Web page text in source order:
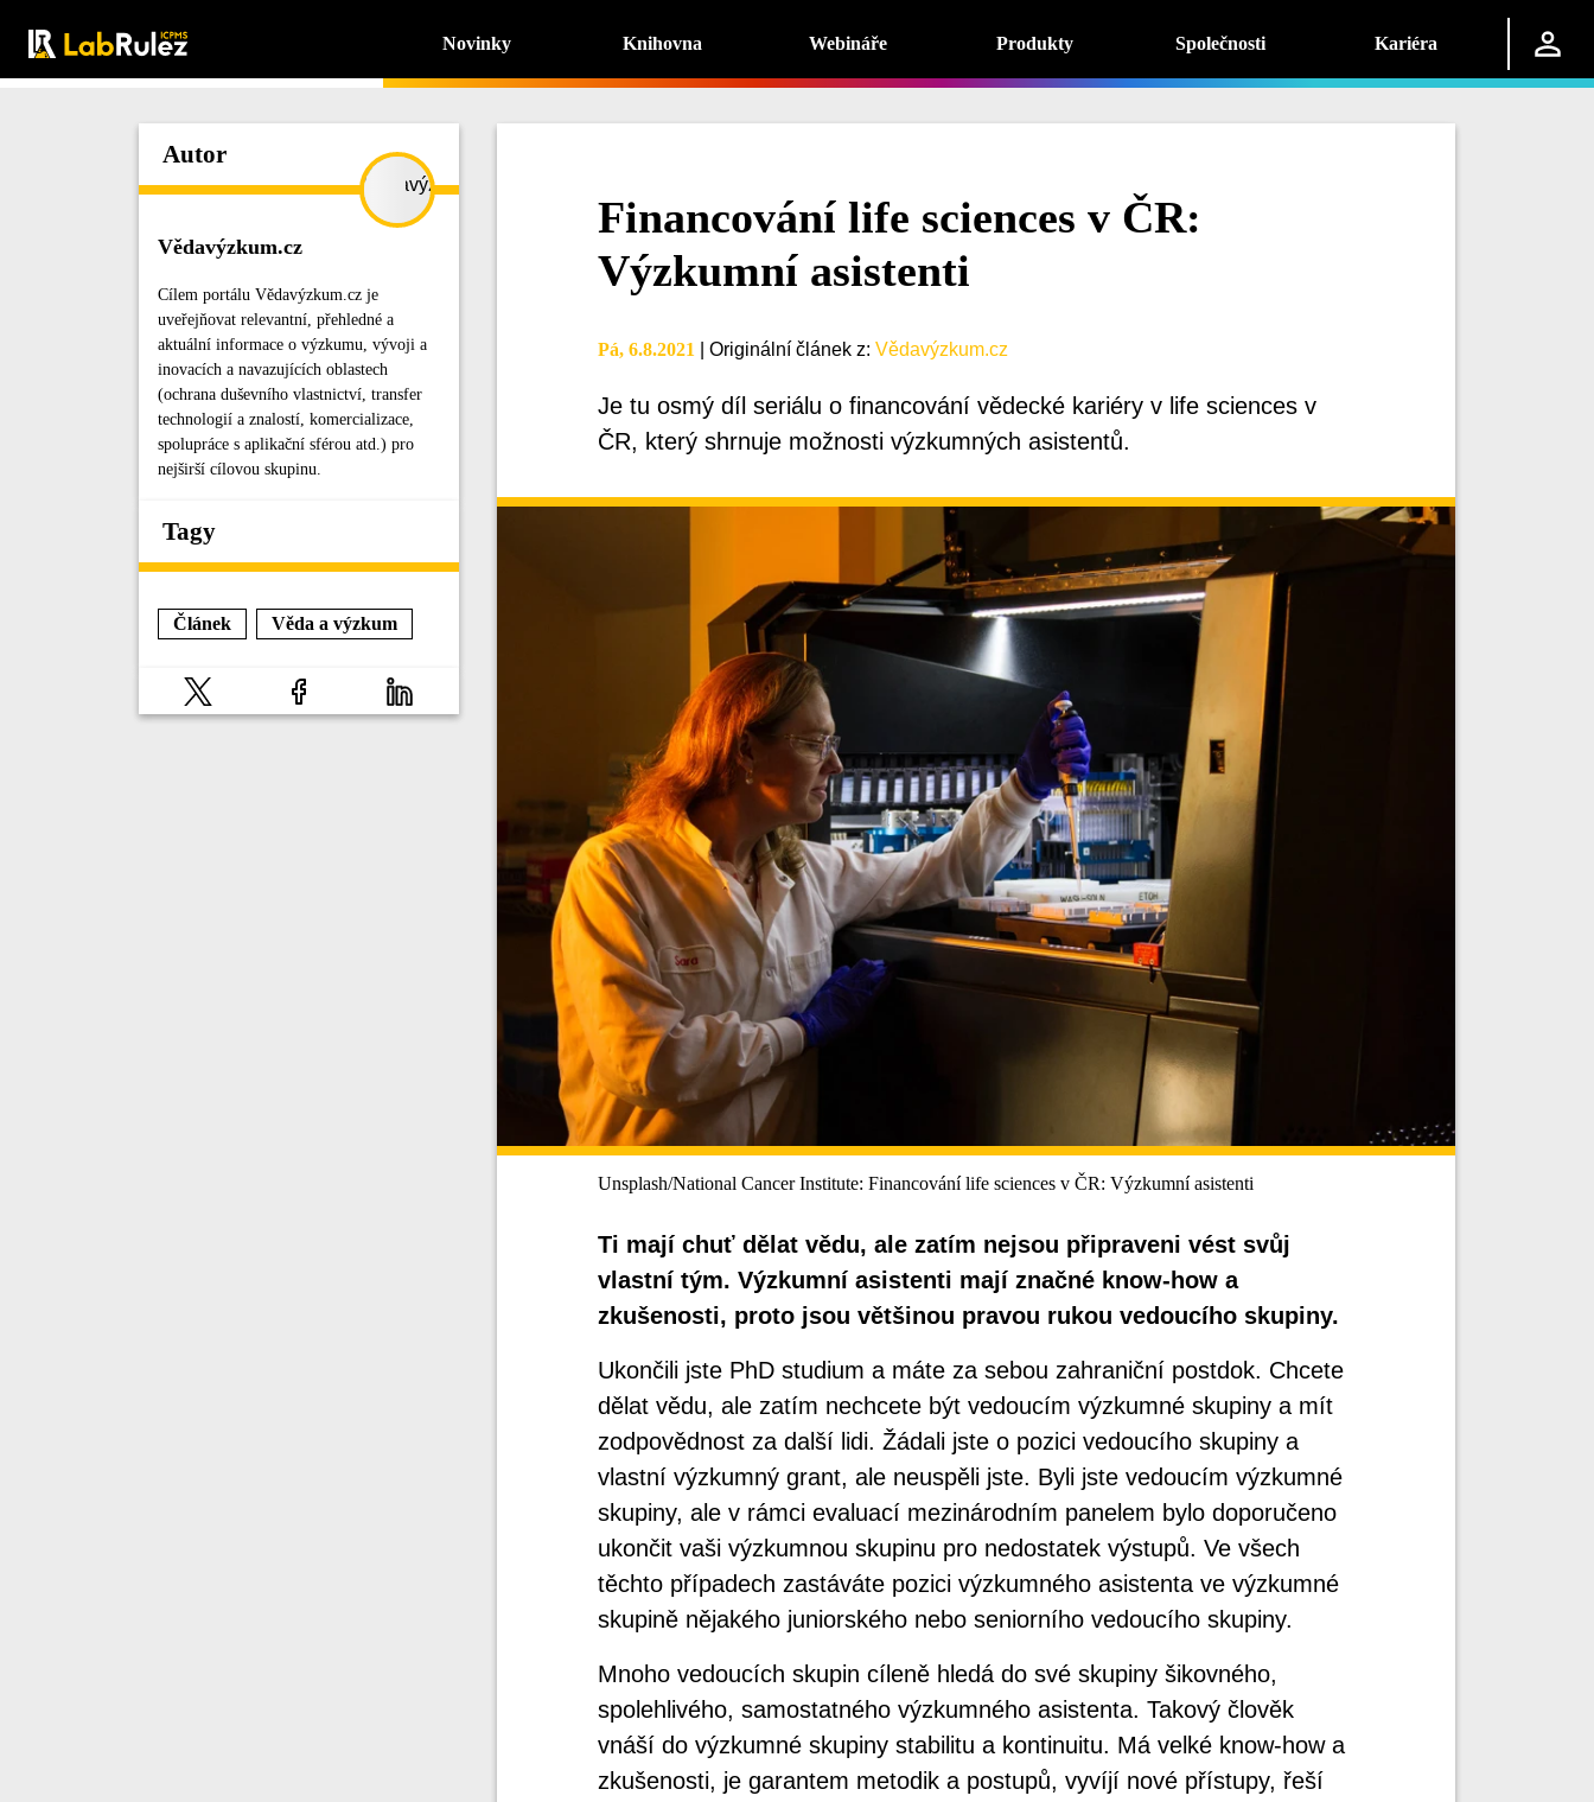
Novinky Knihovna Webináře Produkty Společnosti Kariéra
Autor
Vědavýzkum.cz
Cílem portálu Vědavýzkum.cz je
uveřejňovat relevantní, přehledné a
aktuální informace o výzkumu, vývoji a
inovacích a navazujících oblastech
(ochrana duševního vlastnictví, transfer
technologií a znalostí, komercializace,
spolupráce s aplikační sférou atd.) pro
nejširší cílovou skupinu.
Tagy
Článek Věda a výzkum
Financování life sciences v ČR:
Výzkumní asistenti
Pá, 6.8.2021 Originální článek z: Vědavýzkum.cz
Je tu osmý díl seriálu o financování vědecké kariéry v life sciences v
ČR, který shrnuje možnosti výzkumných asistentů.
Unsplash/National Cancer Institute: Financování life sciences v ČR: Výzkumní asistenti
Ti mají chuť dělat vědu, ale zatím nejsou připraveni vést svůj
vlastní tým. Výzkumní asistenti mají značné know-how a
zkušenosti, proto jsou většinou pravou rukou vedoucího skupiny.
Ukončili jste PhD studium a máte za sebou zahraniční postdok. Chcete
dělat vědu, ale zatím nechcete být vedoucím výzkumné skupiny a mít
zodpovědnost za další lidi. Žádali jste o pozici vedoucího skupiny a
vlastní výzkumný grant, ale neuspěli jste. Byli jste vedoucím výzkumné
skupiny, ale v rámci evaluací mezinárodním panelem bylo doporučeno
ukončit vaši výzkumnou skupinu pro nedostatek výstupů. Ve všech
těchto případech zastáváte pozici výzkumného asistenta ve výzkumné
skupině nějakého juniorského nebo seniorního vedoucího skupiny.
Mnoho vedoucích skupin cíleně hledá do své skupiny šikovného,
spolehlivého, samostatného výzkumného asistenta. Takový člověk
vnáší do výzkumné skupiny stabilitu a kontinuitu. Má velké know-how a
zkušenosti, je garantem metodik a postupů, vyvíjí nové přístupy, řeší